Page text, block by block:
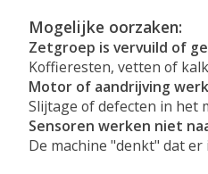
Mogelijke oorzaken:
Zetgroep is vervuild of
Koffieresten, vetten of
Motor of aandrijving
Slijtage of defecten in het
Sensoren werken niet
De machine "denkt" dat